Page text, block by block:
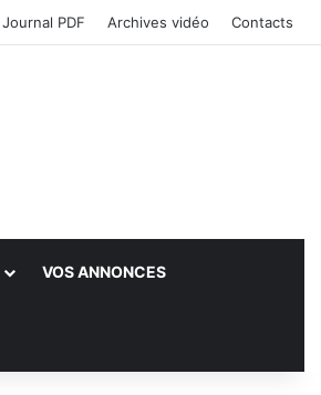
Journal PDF Archives vidéo Contacts
VOS ANNONCES